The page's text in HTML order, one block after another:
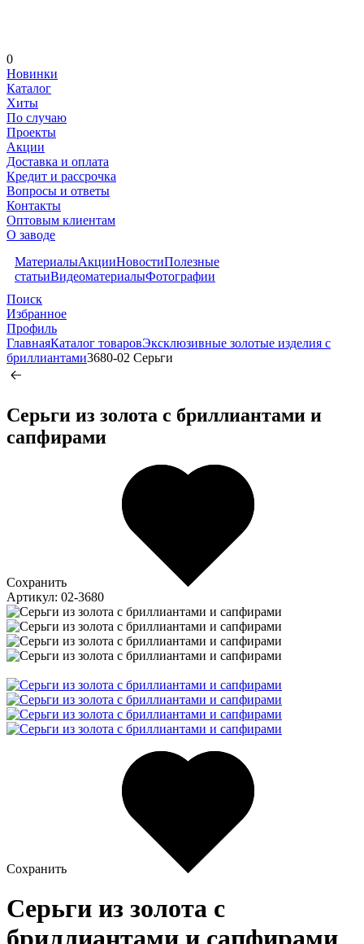
0
Новинки
Каталог
Хиты
По случаю
Проекты
Акции
Доставка и оплата
Кредит и рассрочка
Вопросы и ответы
Контакты
Оптовым клиентам
О заводе
МатериалыАкцииНовостиПолезные
статьиВидеоматериалыФотографии
Поиск
Избранное
Профиль
ГлавнаяКаталог товаровЭксклюзивные золотые изделия с
бриллиантами3680-02 Серьги
Серьги из золота c бриллиантами и
сапфирами
Сохранить
Артикул: 02-3680
Сохранить
Серьги из золота c